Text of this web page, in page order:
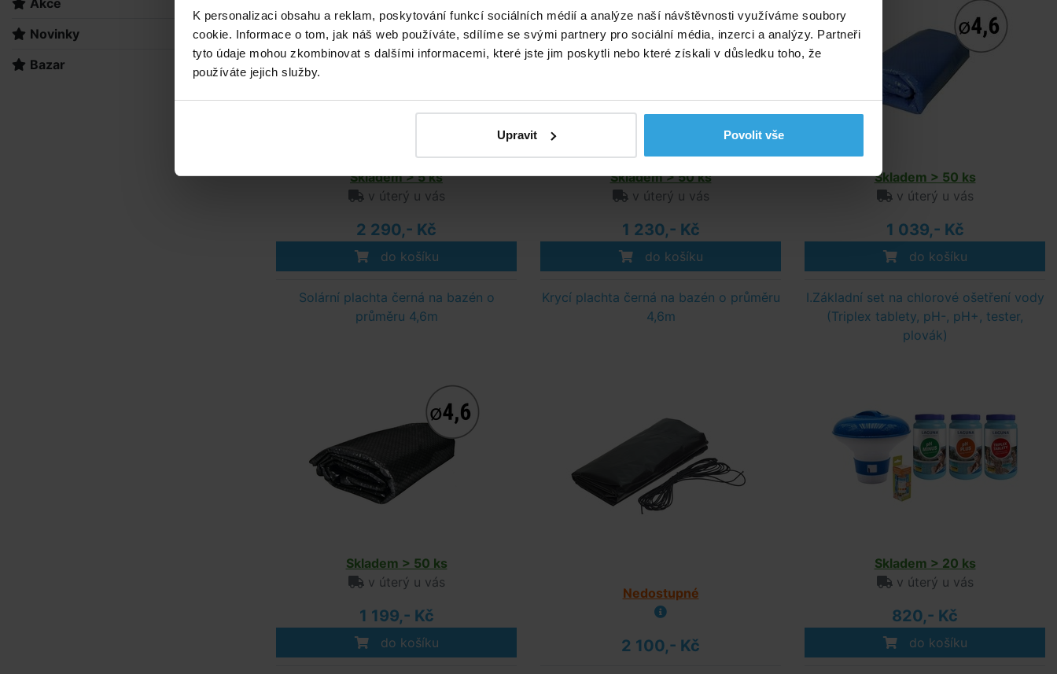
K personalizaci obsahu a reklam, poskytování funkcí sociálních médií a analýze naší návštěvnosti využíváme soubory
cookie. Informace o tom, jak náš web používáte, sdílíme se svými partnery pro sociální média, inzerci a analýzy. Partneři
tyto údaje mohou zkombinovat s dalšími informacemi, které jste jim poskytli nebo které získali v důsledku toho, že
používáte jejich služby.
Upravit Povolit vše
Skladem > 5 ks
v úterý u vás
2 290,- Kč
do košíku
Skladem > 50 ks
v úterý u vás
1 230,- Kč
do košíku
Skladem > 50 ks
v úterý u vás
1 039,- Kč
do košíku
Solární plachta černá na bazén o
průměru 4,6m
Skladem > 50 ks
v úterý u vás
1 199,- Kč
do košíku
Krycí plachta černá na bazén o průměru
4,6m
Nedostupné
2 100,- Kč
I.Základní set na chlorové ošetření vody
(Triplex tablety, pH-, pH+, tester,
plovák)
Skladem > 20 ks
v úterý u vás
820,- Kč
do košíku
Akce
Novinky
Bazar